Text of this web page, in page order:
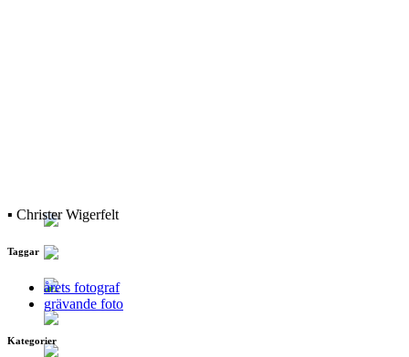
▪ Christer Wigerfelt
Taggar
årets fotograf
grävande foto
Kategorier